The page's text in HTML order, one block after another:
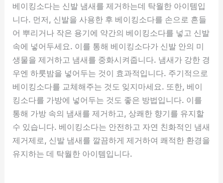
베이킹소다는 신발 냄새를 제거하는데 탁월한 아이템입
니다. 먼저, 신발을 사용한 후 베이킹소다를 손으로 흔들
어 뿌리거나 작은 용기에 약간의 베이킹소다를 넣고 신발
속에 넣어두세요. 이를 통해 베이킹소다가 신발 안의 미
생물을 제거하고 냄새를 중화시켜줍니다. 냄새가 강한 경
우엔 하룻밤을 넣어두는 것이 효과적입니다. 주기적으로
베이킹소다를 교체해주는 것도 잊지마세요. 또한, 베이
킹소다를 가방에 넣어두는 것도 좋은 방법입니다. 이를
통해 가방 속의 냄새를 제거하고, 상쾌한 향기를 유지할
수 있습니다. 베이킹소다는 안전하고 자연 친화적인 냄새
제거제로, 신발 냄새를 깔끔하게 제거하여 쾌적한 환경을
유지하는 데 탁월한 아이템입니다.